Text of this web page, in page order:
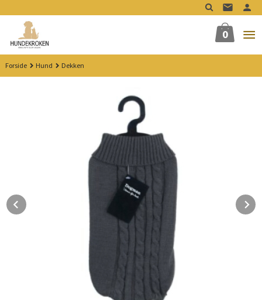
til
innholdet
0
Forside Hund Dekken